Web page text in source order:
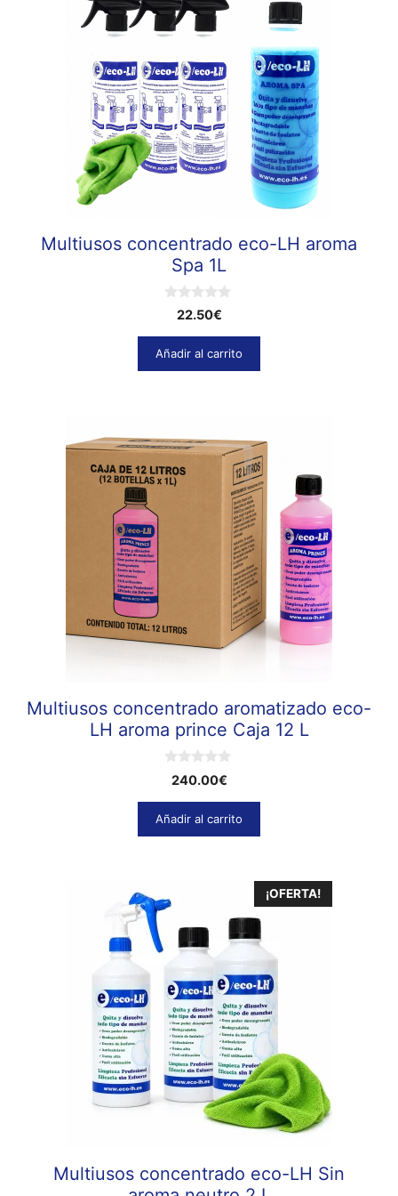
Multiusos concentrado eco-LH aroma
Spa 1L
e
5
22.50€
Añadir al carrito
Multiusos concentrado aromatizado eco-
LH aroma prince Caja 12 L
e
5
240.00€
Añadir al carrito
¡OFERTA!
Multiusos concentrado eco-LH Sin